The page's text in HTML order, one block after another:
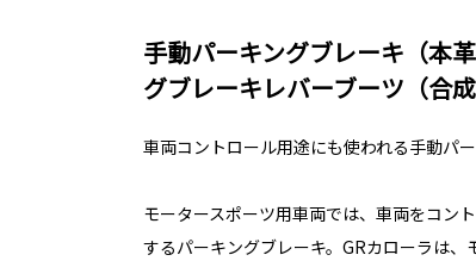
手動パーキングブレーキ（本
グブレーキレバーブーツ（合
車両コントロール用途にも使われる手動パ
モータースポーツ用車両では、車両をコン
するパーキングブレーキ。GRカローラは